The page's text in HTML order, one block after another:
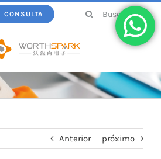
CONSULTA Buscar:
Anterior próximo